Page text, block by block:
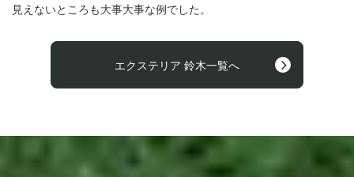
見えないところも大事大事な例でした。
エクステリア 鈴木一覧へ